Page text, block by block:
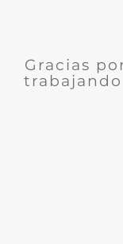
Gracias